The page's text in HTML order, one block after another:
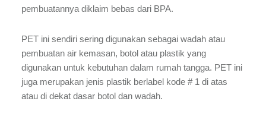
pembuatannya diklaim bebas dari BPA.
PET ini sendiri sering digunakan sebagai wadah atau
pembuatan air kemasan, botol atau plastik yang
digunakan untuk kebutuhan dalam rumah tangga. PET ini
juga merupakan jenis plastik berlabel kode # 1 di atas
atau di dekat dasar botol dan wadah.